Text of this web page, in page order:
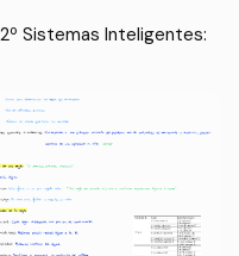
Sistemas Inteligentes: